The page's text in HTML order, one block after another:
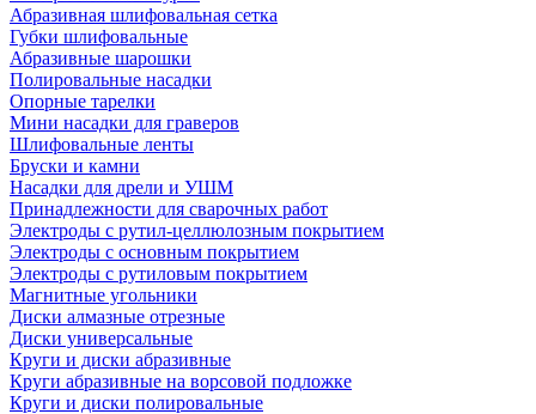
Абразивная шлифовальная сетка
Губки шлифовальные
Абразивные шарошки
Полировальные насадки
Опорные тарелки
Мини насадки для граверов
Шлифовальные ленты
Бруски и камни
Насадки для дрели и УШМ
Принадлежности для сварочных работ
Электроды с рутил-целлюлозным покрытием
Электроды с основным покрытием
Электроды с рутиловым покрытием
Магнитные угольники
Диски алмазные отрезные
Диски универсальные
Круги и диски абразивные
Круги абразивные на ворсовой подложке
Круги и диски полировальные